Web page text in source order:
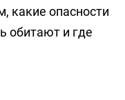
какие опасности
обитают и где